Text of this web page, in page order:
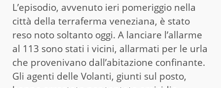
L’episodio, avvenuto ieri pomeriggio nella
città della terraferma veneziana, è stato
reso noto soltanto oggi. A lanciare l’allarme
al 113 sono stati i vicini, allarmati per le urla
che provenivano dall’abitazione confinante.
Gli agenti delle Volanti, giunti sul posto,